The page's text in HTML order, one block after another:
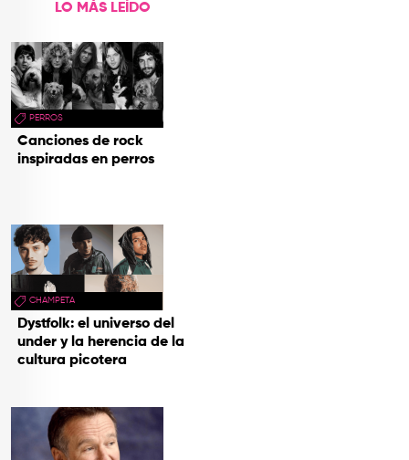
LO MÁS LEÍDO
PERROS
Canciones de rock
inspiradas en perros
CHAMPETA
Dystfolk: el universo del
under y la herencia de la
cultura picotera